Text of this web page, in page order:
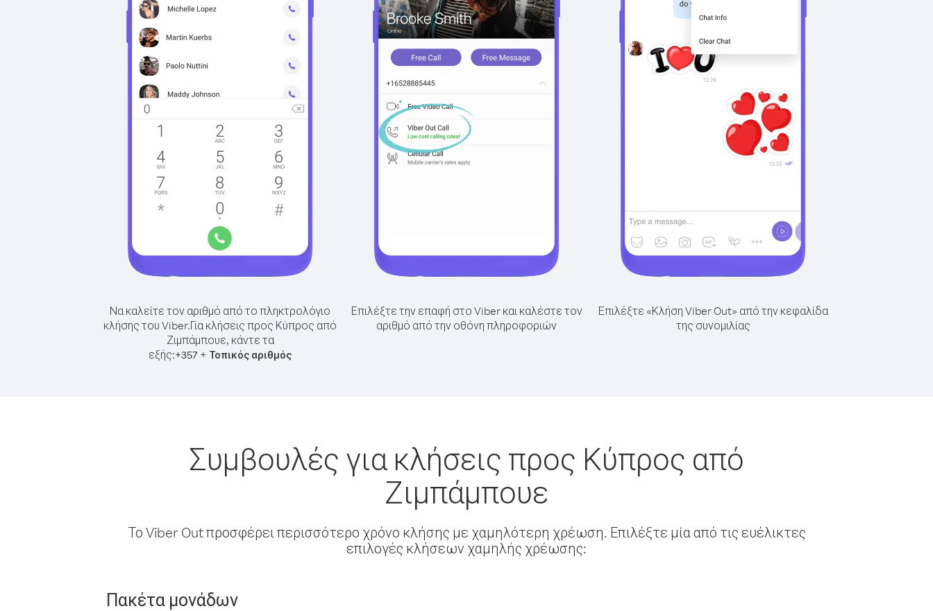
Να καλείτε τον αριθμό από το πληκτρολόγιο
κλήσης του Viber.Για κλήσεις προς Κύπρος από
Ζιμπάμπουε, κάντε τα
εξής:+357 + Τοπικός αριθμός
Επιλέξτε την επαφή στο Viber και καλέστε τον
αριθμό από την οθόνη πληροφοριών
Επιλέξτε «Κλήση Viber Out» από την κεφαλίδα
της συνομιλίας
Συμβουλές για κλήσεις προς Κύπρος από
Ζιμπάμπουε
Το Viber Out προσφέρει περισσότερο χρόνο κλήσης με χαμηλότερη χρέωση. Επιλέξτε μία από τις ευέλικτες
επιλογές κλήσεων χαμηλής χρέωσης:
Πακέτα μονάδων